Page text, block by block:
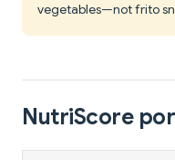
vegetables—not frito
NutriScore